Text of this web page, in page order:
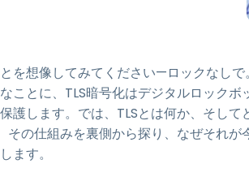
エンドポイントセキュリ
すべてのニーズについて
く
を想像してみてください—ロックなしで
とに、TLS暗号化はデジタルロックボ
護します。では、TLSとは何か、そして
の仕組みを裏側から探り、なぜそれが
ます。